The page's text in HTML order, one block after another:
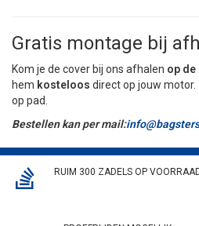
Gratis montage bij
Kom je de cover bij ons afhalen op
hem kosteloos direct op jouw
op pad.
Bestellen kan per mail:
RUIM 300 ZADELS OP